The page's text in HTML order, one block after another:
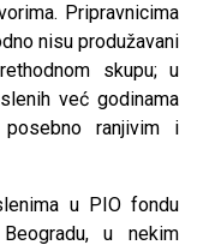
Pripravnicima
nisu produžavani
skupu; u
već godinama
ranjivim i
u PIO fondu
u nekim